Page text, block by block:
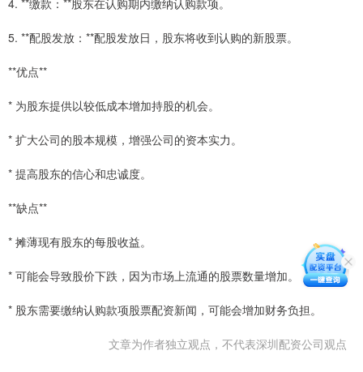
4. **缴款：**股东在认购期内缴纳认购款项。
5. **配股发放：**配股发放日，股东将收到认购的新股票。
**优点**
* 为股东提供以较低成本增加持股的机会。
* 扩大公司的股本规模，增强公司的资本实力。
* 提高股东的信心和忠诚度。
**缺点**
* 摊薄现有股东的每股收益。
* 可能会导致股价下跌，因为市场上流通的股票数量增加。
* 股东需要缴纳认购款项股票配资新闻，可能会增加财务负担。
文章为作者独立观点，不代表深圳配资公司观点